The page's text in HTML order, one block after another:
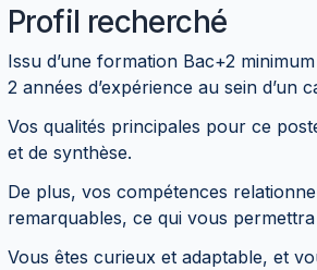
Profil recherché
Issu d’une formation Bac+2
2 années d’expérience au sein d’un
Vos qualités principales pour ce
et de synthèse.
De plus, vos compétences
remarquables, ce qui vous
Vous êtes curieux et adaptable, et